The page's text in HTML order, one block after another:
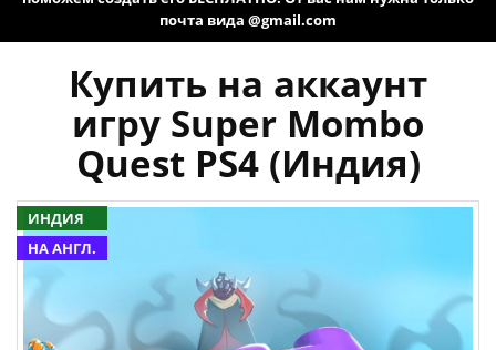
почта вида @gmail.com
Купить на аккаунт
игру Super Mombo
Quest PS4 (Индия)
ИНДИЯ
НА АНГЛ.